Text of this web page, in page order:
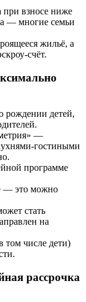
взносе ниже
— многие семьи
жильё, а
счёт.
рождении детей,
—
гостиными
программе
— это можно
стать
на
том числе дети)
рассрочка